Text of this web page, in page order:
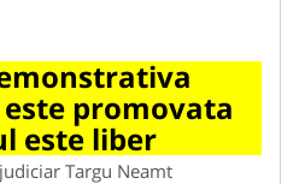
promovata
este liber
Targu Neamt